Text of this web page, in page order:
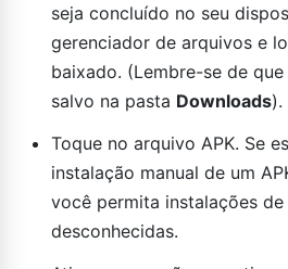
seja concluído no seu
gerenciador de arquivos e
baixado. (Lembre-se de
salvo na pasta Downloads).
Toque no arquivo APK. Se
instalação manual de um
você permita instalações
desconhecidas.